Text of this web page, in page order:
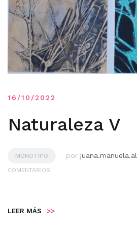
16/10/2022
Naturaleza V
MONOTIPO por
COMENTARIOS
LEER MÁS >>